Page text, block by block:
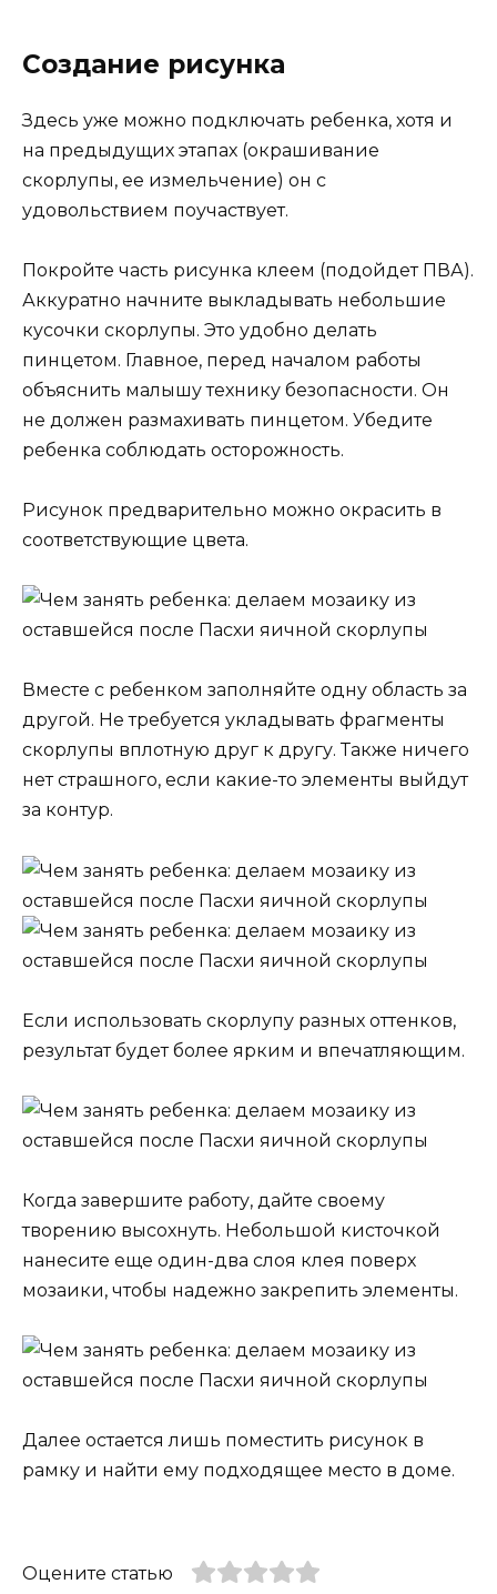
Создание рисунка
Здесь уже можно подключать ребенка, хотя и
на предыдущих этапах (окрашивание
скорлупы, ее измельчение) он с
удовольствием поучаствует.
Покройте часть рисунка клеем (подойдет ПВА).
Аккуратно начните выкладывать небольшие
кусочки скорлупы. Это удобно делать
пинцетом. Главное, перед началом работы
объяснить малышу технику безопасности. Он
не должен размахивать пинцетом. Убедите
ребенка соблюдать осторожность.
Рисунок предварительно можно окрасить в
соответствующие цвета.
Вместе с ребенком заполняйте одну область за
другой. Не требуется укладывать фрагменты
скорлупы вплотную друг к другу. Также ничего
нет страшного, если какие-то элементы выйдут
за контур.
Если использовать скорлупу разных оттенков,
результат будет более ярким и впечатляющим.
Когда завершите работу, дайте своему
творению высохнуть. Небольшой кисточкой
нанесите еще один-два слоя клея поверх
мозаики, чтобы надежно закрепить элементы.
Далее остается лишь поместить рисунок в
рамку и найти ему подходящее место в доме.
Оцените статью